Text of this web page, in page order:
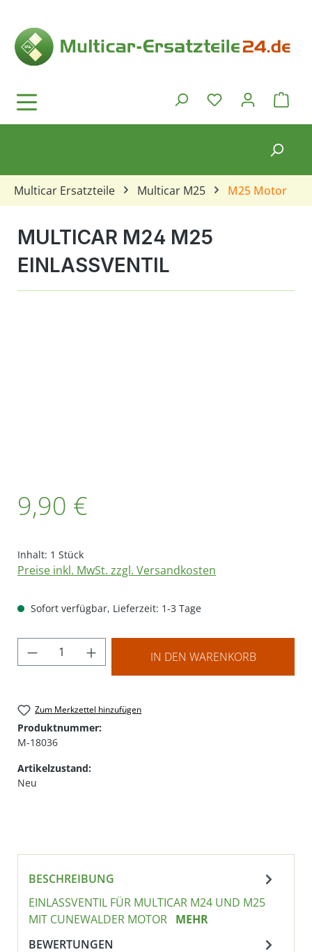
Du hast 0
Multicar Ersatzteile Multicar M25 M25 Motor
MULTICAR M24 M25
EINLASSVENTIL
9,90 €
Inhalt: 1 Stück
Preise inkl. MwSt. zzgl. Versandkosten
Sofort verfügbar, Lieferzeit: 1-3 Tage
Produkt Anzahl: Gib den gewünschten
IN DEN WARENKORB
Zum Merkzettel hinzufügen
Produktnummer:
M-18036
Artikelzustand:
Neu
BESCHREIBUNG
EINLASSVENTIL FÜR MULTICAR M24 UND M25
MIT CUNEWALDER MOTOR MEHR
BEWERTUNGEN